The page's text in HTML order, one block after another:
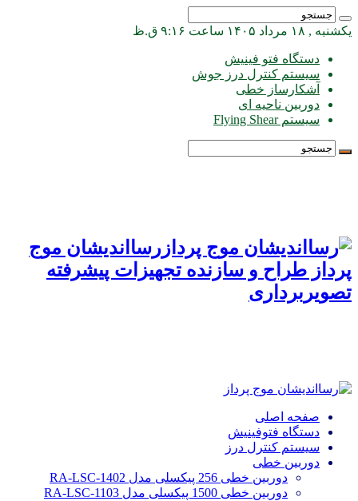
یکشنبه , ۱۸ مرداد ۱۴۰۵ ساعت ۹:۱۶ ق.ظ
دستگاه فتو فینیش
سیستم کنترل درز جوش
آشکارساز خطی
دوربین ناحیه ای
سیستم Flying Shear
رسااندیشان موج
پرداز طراح و سازنده تجهیزات پیشرفته
تصویربرداری
صفحه اصلی
دستگاه فتوفینیش
سیستم کنترل درز
دوربین خطی
دوربین خطی 256 پیکسلی مدل RA-LSC-1402
دوربین خطی 1500 پیکسلی مدل RA-LSC-1103